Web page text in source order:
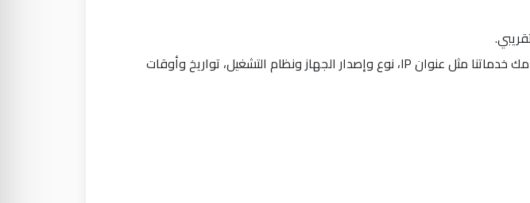
قد نقوم بجمع معلومات تقنية تفصيلية عند استخدامك خدماتنا مثل عنوان IP، نوع وإصدار الجهاز ونظام التشغيل، تواريخ وأوقات